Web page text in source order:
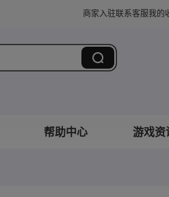
商家入驻联系客服我的
帮助中心 游戏资